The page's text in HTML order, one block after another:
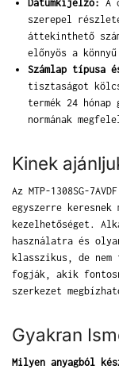
Dátumkijelző: A
szerepel
áttekinthető
előnyös a
Számlap típusa
tisztaságot
termék 24
normának
Kinek
Az MTP-1308SG-
egyszerre keresnek
kezelhetőséget.
használatra és
klasszikus, de
fogják, akik
szerkezet
Gyakran
Milyen anyagból